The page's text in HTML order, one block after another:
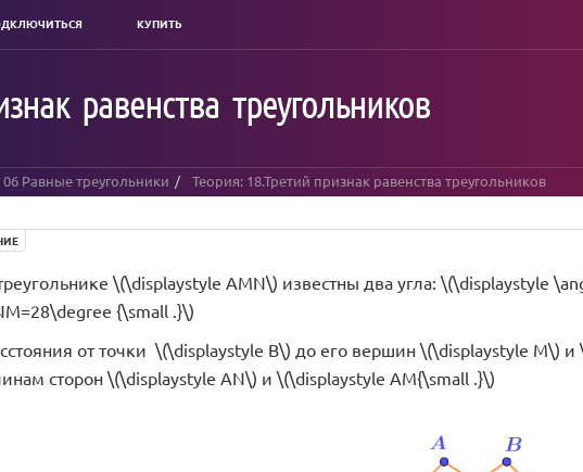
КУПИТЬ
равенства треугольников
06 Равные треугольники Теория: 18.Третий признак равенства треугольников
\(\displaystyle AMN\) известны два угла: \(\displaystyle
{\small .}\)
от точки \(\displaystyle B\) до его вершин \(\displaystyle M\) и
сторон \(\displaystyle AN\) и \(\displaystyle AM{\small .}\)